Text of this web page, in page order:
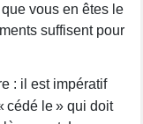
vous en êtes le
suffisent pour
: il est impératif
cédé le » qui doit